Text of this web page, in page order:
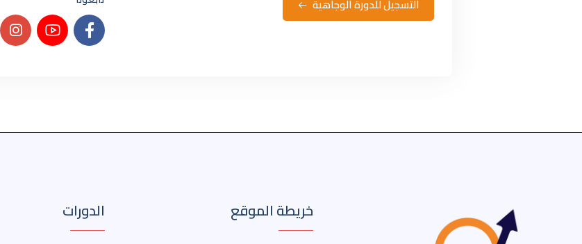
التسجيل للدورة الوجاهية
خريطة الموقع الدورات